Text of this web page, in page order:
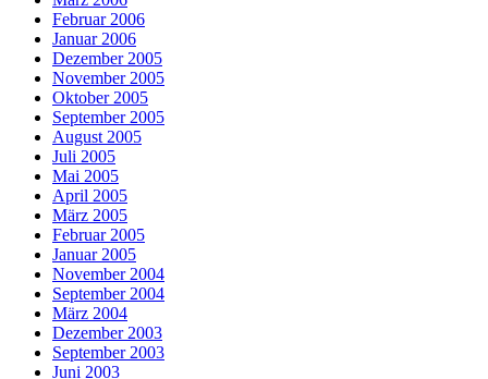
Februar 2006
Januar 2006
Dezember 2005
November 2005
Oktober 2005
September 2005
August 2005
Juli 2005
Mai 2005
April 2005
März 2005
Februar 2005
Januar 2005
November 2004
September 2004
März 2004
Dezember 2003
September 2003
Juni 2003